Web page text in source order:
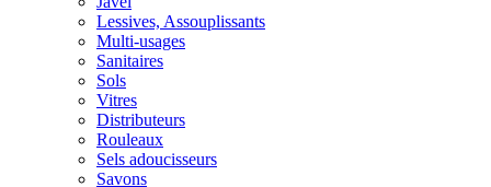
Lessives, Assouplissants
Multi-usages
Sanitaires
Sols
Vitres
Distributeurs
Rouleaux
Sels adoucisseurs
Savons